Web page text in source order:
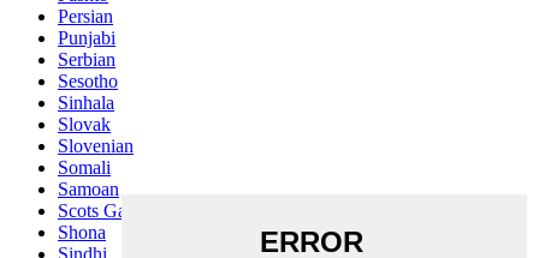
Persian
Punjabi
Serbian
Sesotho
Sinhala
Slovak
Slovenian
Somali
Samoan
Scots Gaelic
Shona
Sindhi